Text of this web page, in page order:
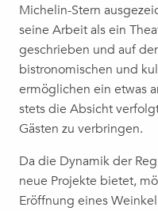
Michelin-Stern
seine Arbeit als ein
geschrieben und auf
bistronomischen und
ermöglichen ein etwas
stets die Absicht
Gästen zu verbringen.
Da die Dynamik der
neue Projekte bietet,
Eröffnung eines